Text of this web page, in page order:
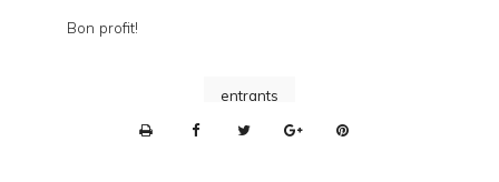
Bon profit!
entrants